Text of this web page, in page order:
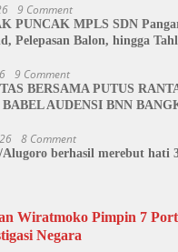
9 Comment
PUNCAK MPLS SDN
Pelepasan Balon, hingga
9 Comment
BERSAMA PUTUS
AUDENSI BNN
8 Comment
Alugoro berhasil merebut hati
Wiratmoko Pimpin 7
Negara